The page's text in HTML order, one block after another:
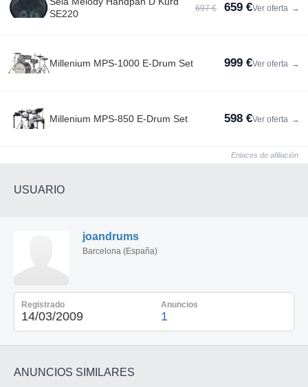
SE220
697 € 659 €Ver oferta →
Millenium MPS-1000 E-Drum Set 999 €Ver oferta →
Millenium MPS-850 E-Drum Set 598 €Ver oferta →
Enlaces de afiliación
USUARIO
joandrums
Barcelona (España)
Registrado
14/03/2009
Anuncios
1
ANUNCIOS SIMILARES